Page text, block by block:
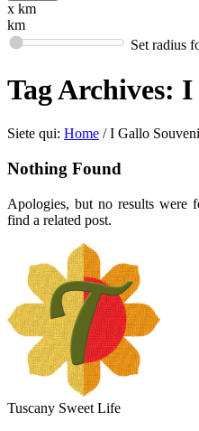
x km
km
Set radius
Tag Archives: I
Siete qui: Home / I Gallo
Nothing Found
Apologies, but no results were
find a related post.
Tuscany Sweet Life